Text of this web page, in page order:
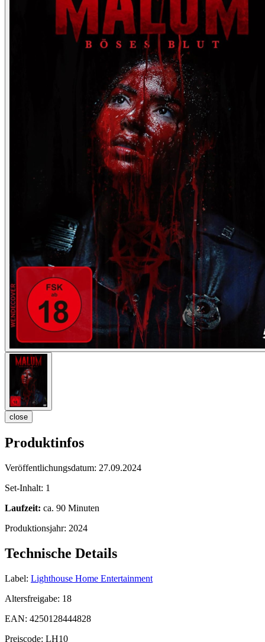
close
Produktinfos
Veröffentlichungsdatum: 27.09.2024
Set-Inhalt: 1
Laufzeit: ca. 90 Minuten
Produktionsjahr: 2024
Technische Details
Label: Lighthouse Home Entertainment
Altersfreigabe: 18
EAN: 4250128444828
Preiscode: LH10